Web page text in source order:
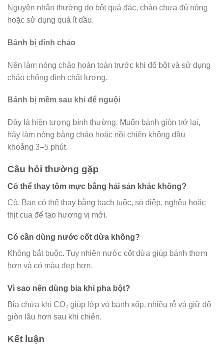
Nguyên nhân thường do bột quá đặc, chảo chưa đủ nóng
hoặc sử dụng quá ít dầu.
Bánh bị dính chảo
Nên làm nóng chảo hoàn toàn trước khi đổ bột và sử dụng
chảo chống dính chất lượng.
Bánh bị mềm sau khi để nguội
Đây là hiện tượng bình thường. Muốn bánh giòn trở lại,
hãy làm nóng bằng chảo hoặc nồi chiên không dầu
khoảng 3–5 phút.
Câu hỏi thường gặp
Có thể thay tôm mực bằng hải sản khác không?
Có. Bạn có thể thay bằng bạch tuộc, sò điệp, nghêu hoặc
thịt cua để tạo hương vị mới.
Có cần dùng nước cốt dừa không?
Không bắt buộc. Tuy nhiên nước cốt dừa giúp bánh thơm
hơn và có màu đẹp hơn.
Vì sao nên dùng bia khi pha bột?
Bia chứa khí CO₂ giúp lớp vỏ bánh xốp, nhiều rễ và giữ độ
giòn lâu hơn sau khi chiên.
Kết luận